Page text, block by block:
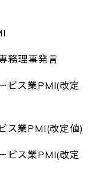
務理事発言
ス業PMI(改定
業PMI(改定値)
ス業PMI(改定